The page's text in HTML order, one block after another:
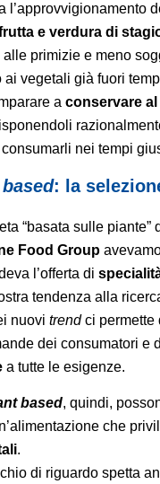
l’approvvigionamento
e verdura di
primizie e meno
ai vegetali già fuori
a conservare
nei tempi
: la
“basata sulle piante”
Food Group
l’offerta di
tendenza alla
nuovi trendci permette
dei consumatori e
a tutte le esigenze.
based, quindi,
che
.
di riguardo spetta